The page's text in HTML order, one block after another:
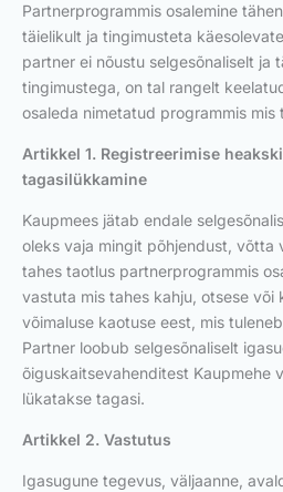
Partnerprogrammis osalemine
täielikult ja tingimusteta
partner ei nõustu selgesõnaliselt ja
tingimustega, on tal rangelt
osaleda nimetatud programmis mis
Artikkel 1. Registreerimise
tagasilükkamine
Kaupmees jätab endale
oleks vaja mingit põhjendust, võtta
tahes taotlus partnerprogrammis
vastuta mis tahes kahju, otsese või
võimaluse kaotuse eest, mis
Partner loobub selgesõnaliselt
õiguskaitsevahenditest Kaupmehe
lükatakse tagasi.
Artikkel 2. Vastutus
Igasugune tegevus, väljaanne,